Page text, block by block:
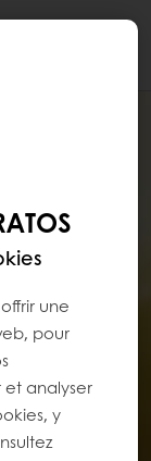
une
pour
et analyser
y